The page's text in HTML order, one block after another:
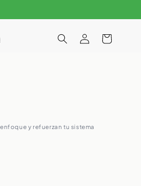
Iniciar
sesión
Carrito
y refuerzan tu sistema